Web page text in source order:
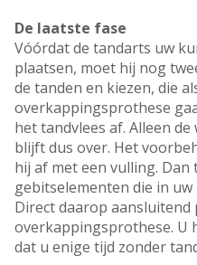
De laatste fase
Vóórdat de tandarts uw
plaatsen, moet hij nog
de tanden en kiezen, die
overkappingsprothese
het tandvlees af. Alleen
blijft dus over. Het
hij af met een vulling.
gebitselementen die in
Direct daarop aansluitend
overkappingsprothese. U
dat u enige tijd zonder